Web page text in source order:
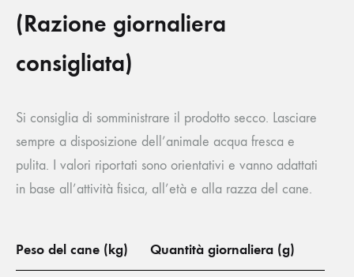
(Razione giornaliera
consigliata)
Si consiglia di somministrare il prodotto secco. Lasciare
sempre a disposizione dell’animale acqua fresca e
pulita. I valori riportati sono orientativi e vanno adattati
in base all’attività fisica, all’età e alla razza del cane.
Peso del cane (kg) Quantità giornaliera (g)